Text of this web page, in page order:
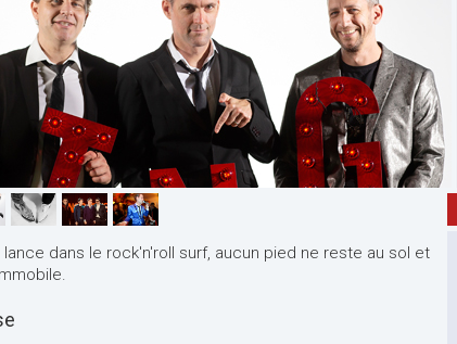
dans le rock'n'roll surf, aucun pied ne reste au sol et